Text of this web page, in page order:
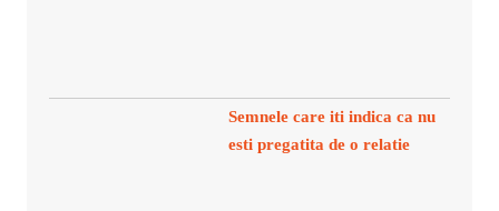
Semnele care iti indica ca nu
esti pregatita de o relatie